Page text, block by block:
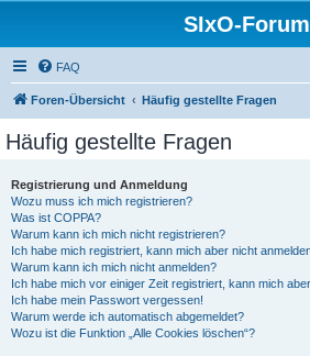
SIxO-Forum
FAQ
Foren-Übersicht Häufig gestellte Fragen
Häufig gestellte Fragen
Registrierung und Anmeldung
Wozu muss ich mich registrieren?
Was ist COPPA?
Warum kann ich mich nicht registrieren?
Ich habe mich registriert, kann mich aber nicht
Warum kann ich mich nicht anmelden?
Ich habe mich vor einiger Zeit registriert, kann mich
Ich habe mein Passwort vergessen!
Warum werde ich automatisch abgemeldet?
Wozu ist die Funktion „Alle Cookies löschen“?